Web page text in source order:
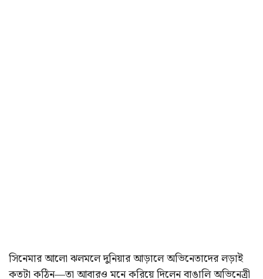
সিনেমার আলো ঝলমলে দুনিয়ার আড়ালে অভিনেতাদের লড়াই
কতটা কঠিন—তা আবারও মনে করিয়ে দিলেন বাঙালি অভিনেত্রী